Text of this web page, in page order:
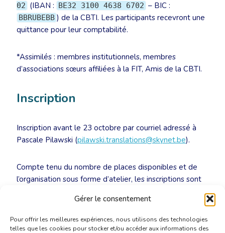
Gérer le consentement
Pour offrir les meilleures expériences, nous utilisons des technologies
telles que les cookies pour stocker et/ou accéder aux informations des
02 (IBAN : BE32 3100 4638 6702 – BIC :
BBRUBEBB ) de la CBTI. Les participants recevront une
quittance pour leur comptabilité.
*Assimilés : membres institutionnels, membres
d’associations sœurs affiliées à la FIT, Amis de la CBTI.
Inscription
Inscription avant le 23 octobre par courriel adressé à
Pascale Pilawski (pilawski.translations@skynet.be).
Compte tenu du nombre de places disponibles et de
l’organisation sous forme d’atelier, les inscriptions sont